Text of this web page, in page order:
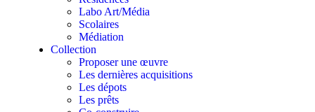
Labo Art/Média
Scolaires
Médiation
Collection
Proposer une œuvre
Les dernières acquisitions
Les dépots
Les prêts